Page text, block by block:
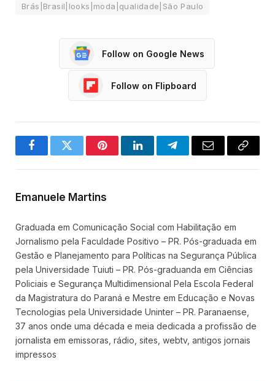
Brás|Brasil|looks|moda|qualidade|São Paulo
Follow on Google News
Follow on Flipboard
FacebookTwitter PinterestLinkedInTelegramEmail
Copy
Emanuele Martins
Graduada em Comunicação Social com Habilitação em
Jornalismo pela Faculdade Positivo – PR. Pós-graduada em
Gestão e Planejamento para Políticas na Segurança Pública
pela Universidade Tuiuti – PR. Pós-graduanda em Ciências
Policiais e Segurança Multidimensional Pela Escola Federal
da Magistratura do Paraná e Mestre em Educação e Novas
Tecnologias pela Universidade Uninter – PR. Paranaense,
37 anos onde uma década e meia dedicada a profissão de
jornalista em emissoras, rádio, sites, webtv, antigos jornais
impressos